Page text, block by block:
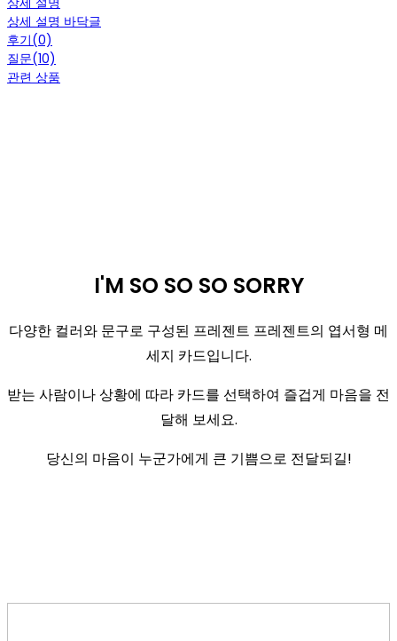
상세 설명 바닥글
후기(0)
질문(10)
관련 상품
I'M SO SO SO SORRY
다양한 컬러와 문구로 구성된 프레젠트 프레젠트의 엽서형 메
세지 카드입니다.
받는 사람이나 상황에 따라 카드를 선택하여 즐겁게 마음을 전
달해 보세요.
당신의 마음이 누군가에게 큰 기쁨으로 전달되길!